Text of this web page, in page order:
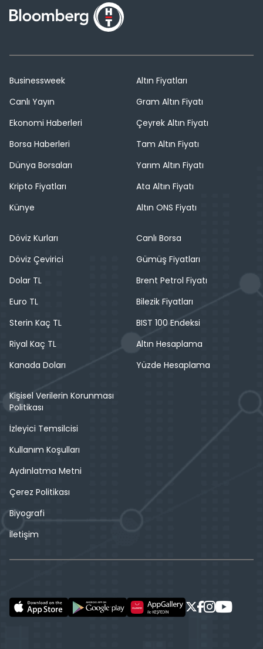
Businessweek
Canlı Yayın
Ekonomi Haberleri
Borsa Haberleri
Dünya Borsaları
Kripto Fiyatları
Künye
Altın Fiyatları
Gram Altın Fiyatı
Çeyrek Altın Fiyatı
Tam Altın Fiyatı
Yarım Altın Fiyatı
Ata Altın Fiyatı
Altın ONS Fiyatı
Döviz Kurları
Döviz Çevirici
Dolar TL
Euro TL
Sterin Kaç TL
Riyal Kaç TL
Kanada Doları
Canlı Borsa
Gümüş Fiyatları
Brent Petrol Fiyatı
Bilezik Fiyatları
BIST 100 Endeksi
Altın Hesaplama
Yüzde Hesaplama
Kişisel Verilerin Korunması
Politikası
İzleyici Temsilcisi
Kullanım Koşulları
Aydınlatma Metni
Çerez Politikası
Biyografi
İletişim